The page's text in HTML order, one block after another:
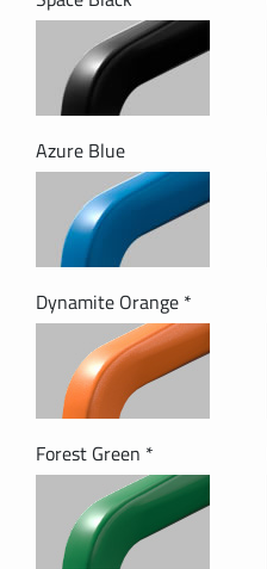
Azure Blue
Dynamite Orange *
Forest Green *